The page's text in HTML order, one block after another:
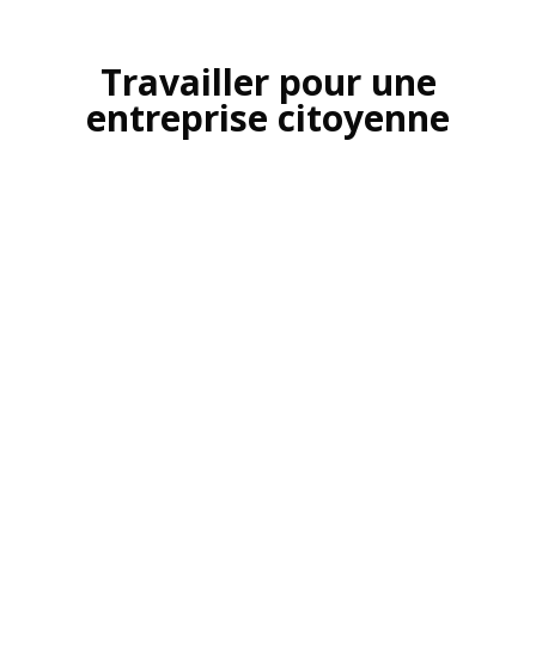
Travailler pour une
entreprise citoyenne